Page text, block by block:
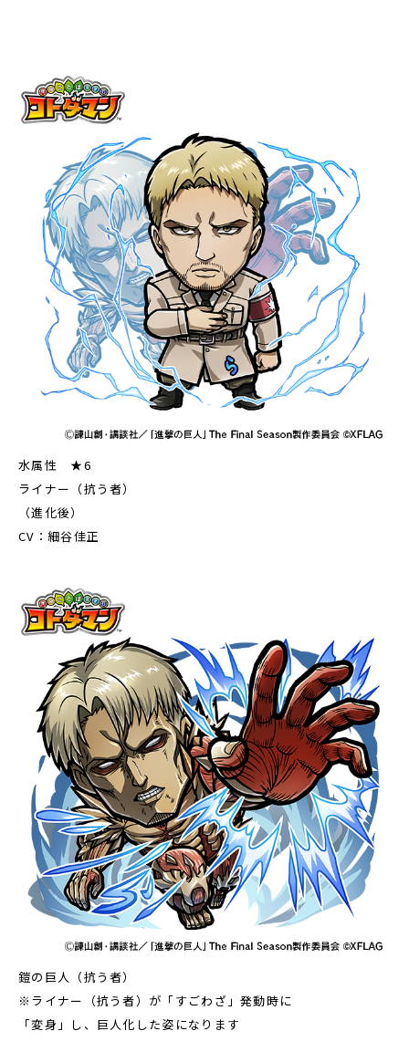
水属性 ★6
ライナー（抗う者）
（進化後）
CV：細谷佳正
鎧の巨人（抗う者）
※ライナー（抗う者）が「すごわざ」発動時に
「変身」し、巨人化した姿になります